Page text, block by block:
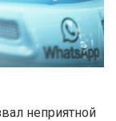
неприятной